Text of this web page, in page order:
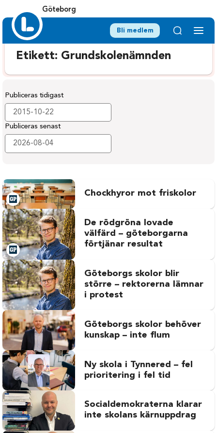
Göteborg
Bli medlem
Etikett: Grundskolenämnden
Publiceras tidigast
Publiceras senast
Chockhyror mot friskolor
De rödgröna lovade
välfärd – göteborgarna
förtjänar resultat
Göteborgs skolor blir
större – rektorerna lämnar
i protest
Göteborgs skolor behöver
kunskap – inte flum
Ny skola i Tynnered – fel
prioritering i fel tid
Socialdemokraterna klarar
inte skolans kärnuppdrag